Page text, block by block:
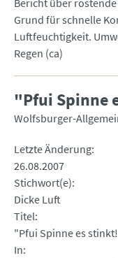
Bericht über
Grund für schnelle
Luftfeuchtigkeit.
Regen (ca)
"Pfui Spinne
Wolfsburger-
Letzte Änderung
26.08.2007
Stichwort(e)
Dicke Luft
Titel
"Pfui Spinne es
In